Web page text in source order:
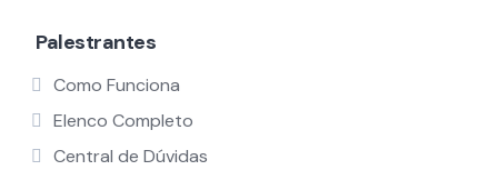
Palestrantes
Como Funciona
Elenco Completo
Central de Dúvidas